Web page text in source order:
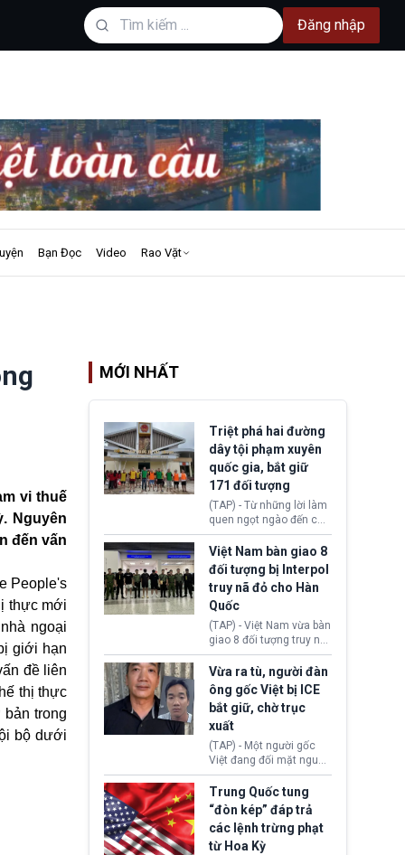
Đăng nhập
Bạn Đọc Video Rao Vặt
vi thuế
Nguyên
đến vấn
People's
thực mới
ngoại
giới hạn
đề liên
thị thực
trong
bộ dưới
MỚI NHẤT
Triệt phá hai đường
dây tội phạm xuyên
quốc gia, bắt giữ
171 đối tượng
(TAP) - Từ những lời làm
quen ngọt ngào đến các
“sàn vàng ảo”, bất động
sản trực tuyến cùng
đường dây đánh bạc quy
mô lớn, hai tổ chức tội
phạm xuyên quốc gia đã
dựng lên mạng lưới hoạt
động tại Việt Nam và
Lào, lôi kéo hàng nghìn
người tham gia, luân
chuyển dòng tiền qua
nhiều lớp tài khoản. Sau
hơn 2 tuần phối hợp truy
xét, lực lượng chức năng
hai nước đã bắt giữ 171
Việt Nam bàn giao 8
đối tượng bị Interpol
truy nã đỏ cho Hàn
Quốc
(TAP) - Việt Nam vừa bàn
giao 8 đối tượng truy nã
đỏ Interpol cho lực lượng
chức năng Hàn Quốc.
Nhóm này bị xác định
lừa đảo 619 nạn nhân,
chiếm đoạt hơn 17,7 tỷ
KRW.
Vừa ra tù, người đàn
ông gốc Việt bị ICE
bắt giữ, chờ trục
xuất
(TAP) - Một người gốc
Việt đang đối mặt nguy
cơ bị trục xuất khỏi Hoa
Kỳ sau khi đã chấp hành
xong bản án liên quan
đến tội ác từ hơn 30
năm trước tại California.
Trung Quốc tung
“đòn kép” đáp trả
các lệnh trừng phạt
từ Hoa Kỳ